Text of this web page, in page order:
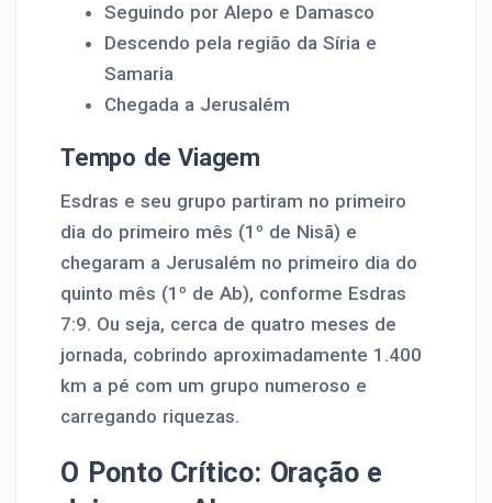
Seguindo por Alepo e Damasco
Descendo pela região da Síria e
Samaria
Chegada a Jerusalém
Tempo de Viagem
Esdras e seu grupo partiram no primeiro
dia do primeiro mês (1º de Nisã) e
chegaram a Jerusalém no primeiro dia do
quinto mês (1º de Ab), conforme Esdras
7:9. Ou seja, cerca de quatro meses de
jornada, cobrindo aproximadamente 1.400
km a pé com um grupo numeroso e
carregando riquezas.
O Ponto Crítico: Oração e